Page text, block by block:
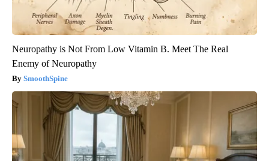
Neuropathy is Not From Low Vitamin B. Meet The Real
Enemy of Neuropathy
SmoothSpine